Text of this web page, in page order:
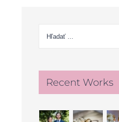
Recent Works